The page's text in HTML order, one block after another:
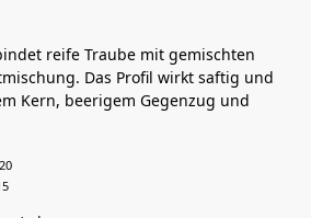
reife Traube mit gemischten
Das Profil wirkt saftig und
Kern, beerigem Gegenzug und